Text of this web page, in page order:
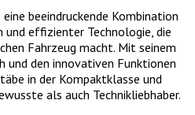
beeindruckende Kombination
und effizienter Technologie, die
Fahrzeug macht. Mit seinem
den innovativen Funktionen
in der Kompaktklasse und
als auch Technikliebhaber.